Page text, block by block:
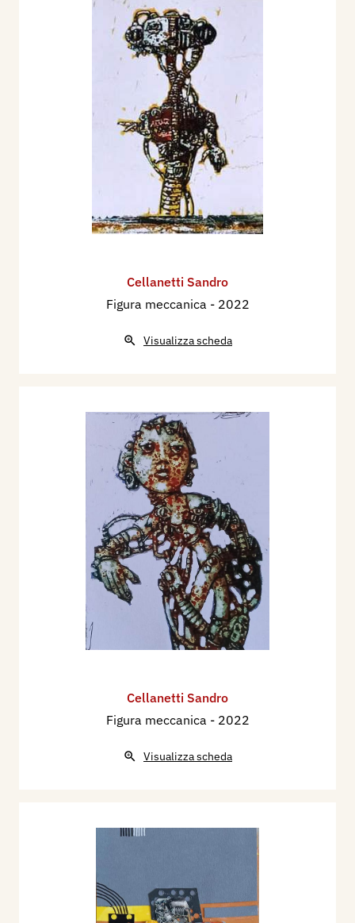
Cellanetti Sandro
Figura meccanica - 2022
Visualizza scheda
Cellanetti Sandro
Figura meccanica - 2022
Visualizza scheda